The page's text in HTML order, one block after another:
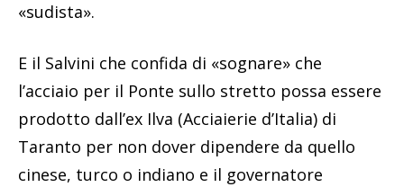
«sudista».
E il Salvini che confida di «sognare» che
l’acciaio per il Ponte sullo stretto possa essere
prodotto dall’ex Ilva (Acciaierie d’Italia) di
Taranto per non dover dipendere da quello
cinese, turco o indiano e il governatore